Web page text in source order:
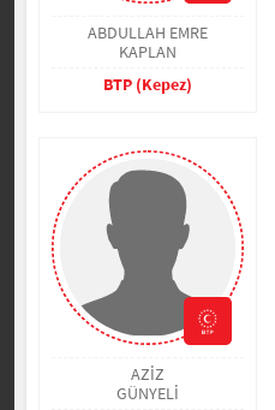
ABDULLAH EMRE
KAPLAN
BTP (Kepez)
AZİZ
GÜNYELİ